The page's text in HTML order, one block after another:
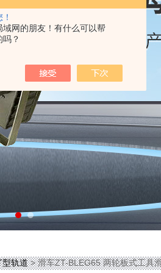
域网的朋友！有什么可以帮
吗？
型轨道> 滑车ZT-BLEG65 两轮板式工具